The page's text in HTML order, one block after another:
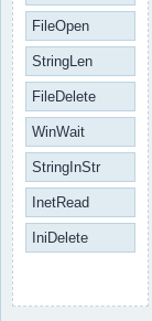
FileOpen
StringLen
FileDelete
WinWait
StringInStr
InetRead
IniDelete